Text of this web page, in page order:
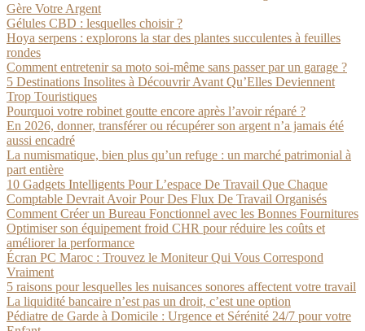
Gère Votre Argent
Gélules CBD : lesquelles choisir ?
Hoya serpens : explorons la star des plantes succulentes à feuilles
rondes
Comment entretenir sa moto soi-même sans passer par un garage ?
5 Destinations Insolites à Découvrir Avant Qu’Elles Deviennent
Trop Touristiques
Pourquoi votre robinet goutte encore après l’avoir réparé ?
En 2026, donner, transférer ou récupérer son argent n’a jamais été
aussi encadré
La numismatique, bien plus qu’un refuge : un marché patrimonial à
part entière
10 Gadgets Intelligents Pour L’espace De Travail Que Chaque
Comptable Devrait Avoir Pour Des Flux De Travail Organisés
Comment Créer un Bureau Fonctionnel avec les Bonnes Fournitures
Optimiser son équipement froid CHR pour réduire les coûts et
améliorer la performance
Écran PC Maroc : Trouvez le Moniteur Qui Vous Correspond
Vraiment
5 raisons pour lesquelles les nuisances sonores affectent votre travail
La liquidité bancaire n’est pas un droit, c’est une option
Pédiatre de Garde à Domicile : Urgence et Sérénité 24/7 pour votre